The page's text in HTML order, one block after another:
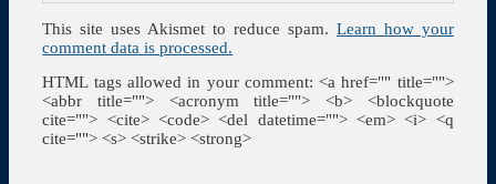
This site uses Akismet to reduce spam. Learn how your
comment data is processed.
HTML tags allowed in your comment: <a href="" title="">
<abbr title=""> <acronym title=""> <b> <blockquote
cite=""> <cite> <code> <del datetime=""> <em> <i> <q
cite=""> <s> <strike> <strong>